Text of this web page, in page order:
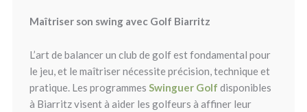
Maîtriser son swing avec Golf Biarritz
L’art de balancer un club de golf est fondamental pour
le jeu, et le maîtriser nécessite précision, technique et
pratique. Les programmes Swinguer Golf disponibles
à Biarritz visent à aider les golfeurs à affiner leur